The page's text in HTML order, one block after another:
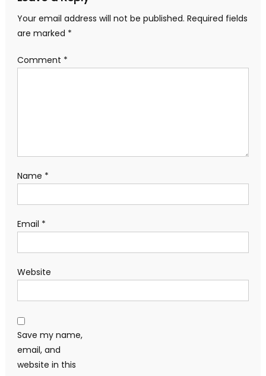
Your email address will not be published. Required fields
are marked *
Comment *
Name *
Email *
Website
Save my name,
email, and
website in this